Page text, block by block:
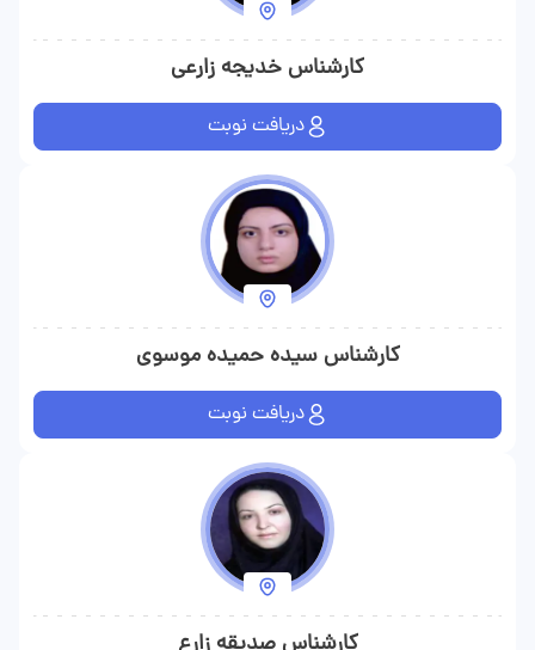
کارشناس خدیجه زارعی
دریافت نوبت
کارشناس سیده حمیده موسوی
دریافت نوبت